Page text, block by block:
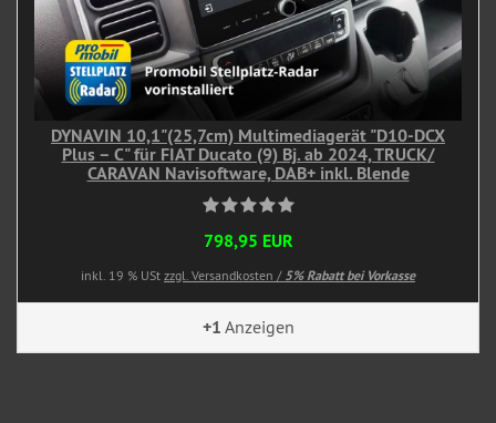
DYNAVIN 10,1"(25,7cm) Multimediagerät "D10-DCX
Plus – C" für FIAT Ducato (9) Bj. ab 2024, TRUCK/
CARAVAN Navisoftware, DAB+ inkl. Blende
798,95 EUR
inkl. 19 % USt zzgl. Versandkosten / 5% Rabatt bei Vorkasse
+1 Anzeigen